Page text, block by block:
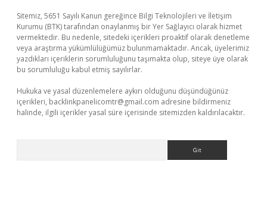
Sitemiz, 5651 Sayılı Kanun gereğince Bilgi Teknolojileri ve İletişim
Kurumu (BTK) tarafından onaylanmış bir Yer Sağlayıcı olarak hizmet
vermektedir. Bu nedenle, sitedeki içerikleri proaktif olarak denetleme
veya araştırma yükümlülüğümüz bulunmamaktadır. Ancak, üyelerimiz
yazdıkları içeriklerin sorumluluğunu taşımakta olup, siteye üye olarak
bu sorumluluğu kabul etmiş sayılırlar.
Hukuka ve yasal düzenlemelere aykırı olduğunu düşündüğünüz
içerikleri, backlinkpanelicomtr@gmail.com adresine bildirmeniz
halinde, ilgili içerikler yasal süre içerisinde sitemizden kaldırılacaktır.